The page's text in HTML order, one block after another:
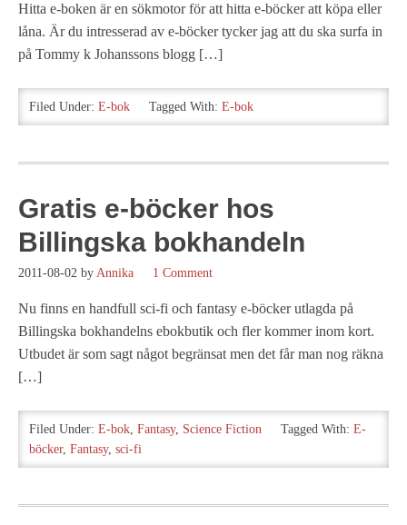
Hitta e-boken är en sökmotor för att hitta e-böcker att köpa eller
låna. Är du intresserad av e-böcker tycker jag att du ska surfa in
på Tommy k Johanssons blogg […]
Filed Under: E-bok Tagged With: E-bok
Gratis e-böcker hos
Billingska bokhandeln
2011-08-02 by Annika 1 Comment
Nu finns en handfull sci-fi och fantasy e-böcker utlagda på
Billingska bokhandelns ebokbutik och fler kommer inom kort.
Utbudet är som sagt något begränsat men det får man nog räkna
[…]
Filed Under: E-bok, Fantasy, Science Fiction Tagged With: E-
böcker, Fantasy, sci-fi